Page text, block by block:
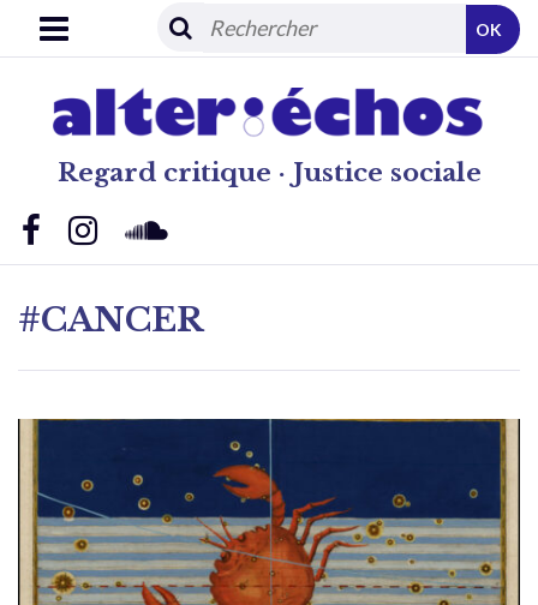
Regard critique · Justice sociale
OK
#CANCER